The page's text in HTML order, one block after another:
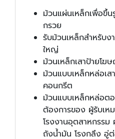
ม้วนแผ่นเหล็กเพื่อขึ้
กรวย
รับม้วนเหล็กสำหรับง
ใหญ่
ม้วนเหล็กเสาป้ายโฆ
ม้วนแบบเหล็กหล่อเ
คอนกรีต
ม้วนแบบเหล็กหล่อต
ต้องการของ ผู้รับเห
โรงงานอุตสาหกรรม
ถังน้ำมัน โรงกลึง อู่